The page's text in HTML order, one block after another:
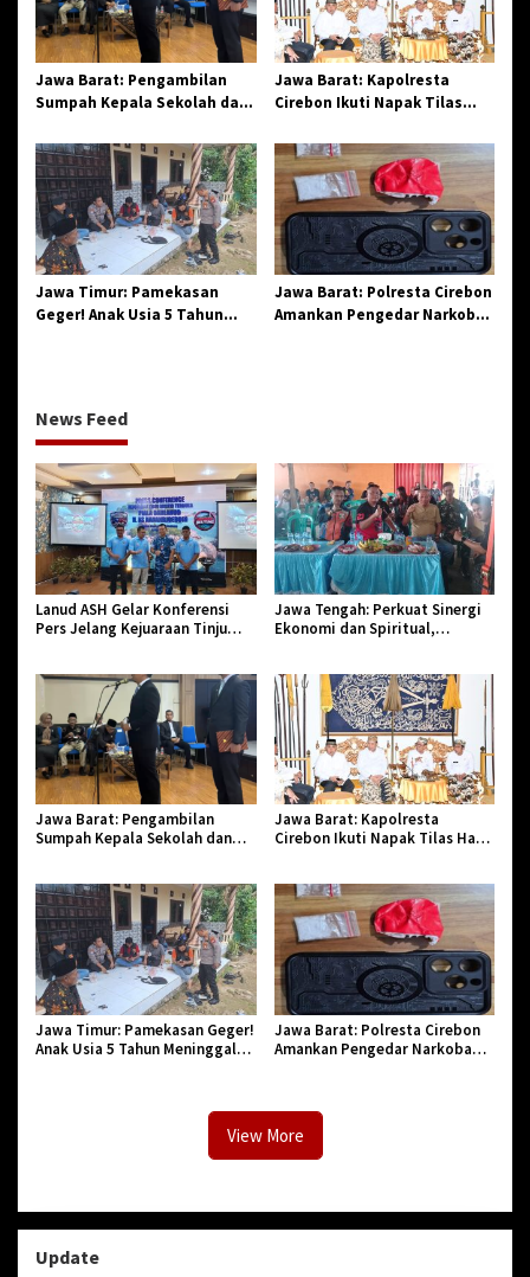
Jawa Barat: Pengambilan
Sumpah Kepala Sekolah dan
Penegasan Integritas
Aparatur Pendidikan dan
Birokrasi
Jawa Barat: Kapolresta
Cirebon Ikuti Napak Tilas
Sinergi dan Pelestarian
Sejarah
Jawa Timur: Pamekasan
Geger! Anak Usia 5 Tahun
Jawa Barat: Polresta Cirebon
Amankan Pengedar Narkoba
News Feed
Lanud ASH Gelar Konferensi
Pers Jelang Kejuaraan Tinju
Jawa Tengah: Perkuat Sinergi
Ekonomi dan Spiritual,
Jawa Barat: Pengambilan
Sumpah Kepala Sekolah dan
Pendidikan dan Birokrasi
Jawa Barat: Kapolresta
Cirebon Ikuti Napak Tilas Hari
Jawa Timur: Pamekasan Geger!
Anak Usia 5 Tahun Meninggal
Jawa Barat: Polresta Cirebon
Amankan Pengedar Narkoba
View More
Update